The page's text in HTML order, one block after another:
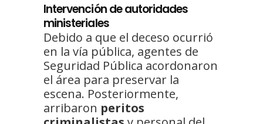
Intervención de autoridades
ministeriales
Debido a que el deceso ocurrió
en la vía pública, agentes de
Seguridad Pública acordonaron
el área para preservar la
escena. Posteriormente,
arribaron peritos